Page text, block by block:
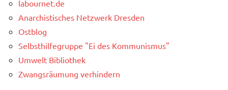
labournet.de
Anarchistisches Netzwerk Dresden
Ostblog
Selbsthilfegruppe "Ei des Kommunismus"
Umwelt Bibliothek
Zwangsräumung verhindern